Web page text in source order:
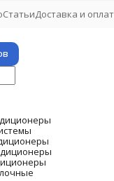
СтатьиДоставка и